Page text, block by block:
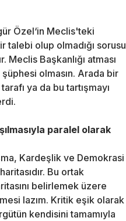
Özel‘in Meclis'teki
talebi olup olmadığı sorusu
Başkanlığı atması
olmasın. Arada bir
ya da bu tartışmayı
paralel olarak
Kardeşlik ve Demokrasi
Bu ortak
belirlemek üzere
lazım. Kritik eşik olarak
kendisini tamamıyla